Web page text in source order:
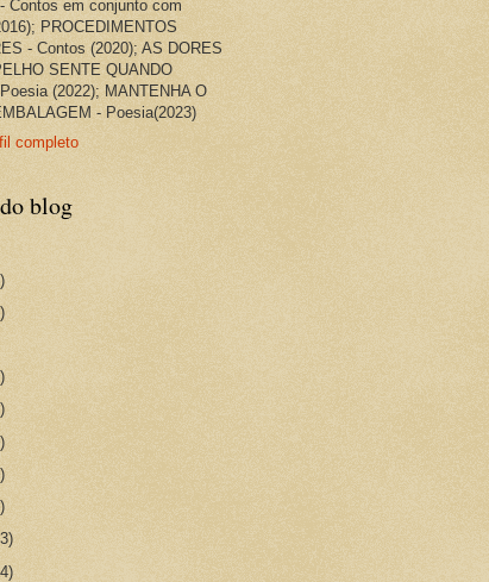
- Contos em conjunto com
PROCEDIMENTOS
- Contos (2020); AS DORES
SENTE QUANDO
(2022); MANTENHA O
- Poesia(2023)
completo
blog